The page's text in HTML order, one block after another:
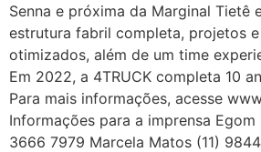
Senna e próxima da Marginal Tietê
estrutura fabril completa, projetos
otimizados, além de um time
Em 2022, a 4TRUCK completa 10
Para mais informações, acesse
Informações para a imprensa Egom
3666 7979 Marcela Matos (11)